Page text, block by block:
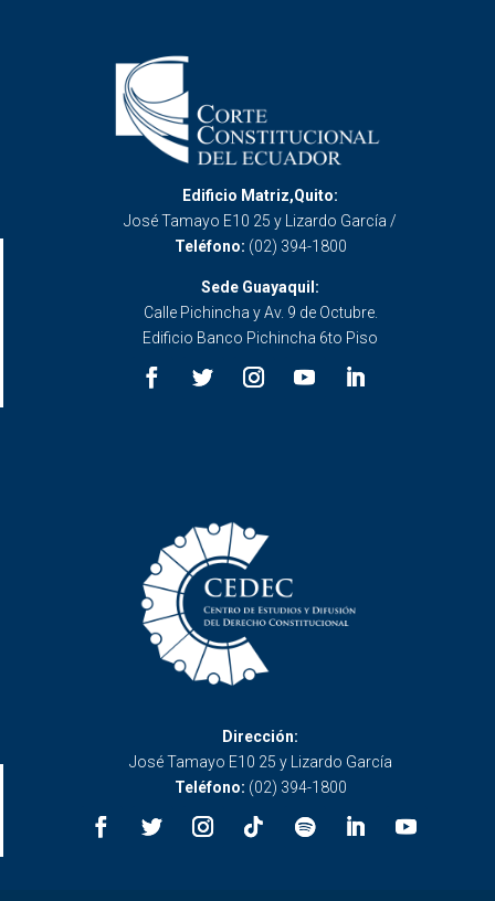
Edificio Matriz,Quito:
José Tamayo E10 25 y Lizardo García /
Teléfono: (02) 394-1800
Sede Guayaquil:
Calle Pichincha y Av. 9 de Octubre.
Edificio Banco Pichincha 6to Piso
Dirección:
José Tamayo E10 25 y Lizardo García
Teléfono: (02) 394-1800